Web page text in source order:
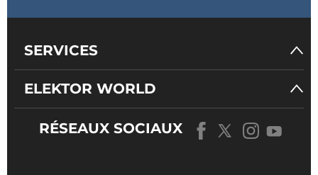
SERVICES
ELEKTOR WORLD
RÉSEAUX SOCIAUX